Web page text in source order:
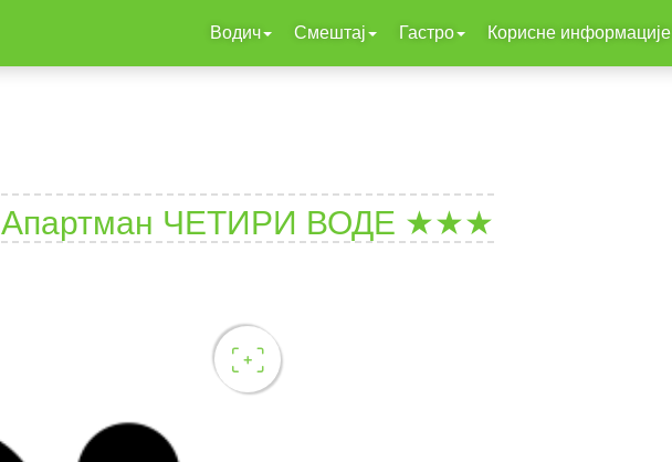
Водич Смештај Гастро Корисне информације
Апартман ЧЕТИРИ ВОДЕ ★★★